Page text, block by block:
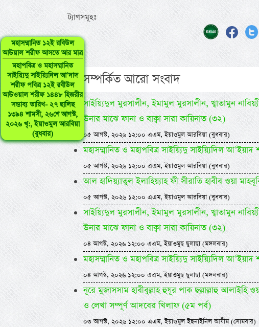
মহাসম্মানিত ১২ই রবিউল
আউয়াল শরীফ আসতে আর মাত্র
মহাপবিত্র ও মহাসম্মানিত
সাইয়্যিদু সাইয়্যিদিল আ’দাদ
শরীফ পবিত্র ১২ই রবীউল
আউওয়াল শরীফ ১৪৪৮ হিজরীর
সম্ভাব্য তারিখ- ২৭ ছালিছ
১৩৯৪ শামসী, ২৬শে আগস্ট,
২০২৬ খৃ:, ইয়াওমুল আরবিয়া
(বুধবার)
ট্যাগসমূহঃ
এ সম্পর্কিত আরো সংবাদ
সাইয়্যিদুল মুরসালীন, ইমামুল মুরসালীন, খ্বাতামুন
উনার মাঝে ফানা ও বাক্বা সারা কায়িনাত (৩২)
০৫ আগস্ট, ২০২৬ ১২:০০ এএম, ইয়াওমুল আরবিয়া (বুধবার)
মহাসম্মানিত ও মহাপবিত্র সাইয়্যিদু সাইয়্যিদিল
০৫ আগস্ট, ২০২৬ ১২:০০ এএম, ইয়াওমুল আরবিয়া (বুধবার)
আল হাদিয়্যাতুল ইলাহিয়্যাহ ফী সীরাতি হাবীব ওয়া
০৫ আগস্ট, ২০২৬ ১২:০০ এএম, ইয়াওমুল আরবিয়া (বুধবার)
সাইয়্যিদুল মুরসালীন, ইমামুল মুরসালীন, খ্বাতামুন
উনার মাঝে ফানা ও বাক্বা সারা কায়িনাত (৩২)
০৪ আগস্ট, ২০২৬ ১২:০০ এএম, ইয়াওমুছ ছুলাছা (মঙ্গলবার)
মহাসম্মানিত ও মহাপবিত্র সাইয়্যিদু সাইয়্যিদিল
০৪ আগস্ট, ২০২৬ ১২:০০ এএম, ইয়াওমুছ ছুলাছা (মঙ্গলবার)
নূরে মুজাসসাম হাবীবুল্লাহ হুযূর পাক ছল্লাল্লাহু আলাইহি
ও লেখা সম্পূর্ণ আদবের খিলাফ (৫ম পর্ব)
০৩ আগস্ট, ২০২৬ ১২:০০ এএম, ইয়াওমুল ইছনাইনিল আযীম (সোমবার)